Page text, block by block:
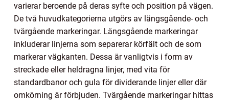
varierar beroende på deras syfte och position på vägen.
De två huvudkategorierna utgörs av längsgående- och
tvärgående markeringar. Längsgående markeringar
inkluderar linjerna som separerar körfält och de som
markerar vägkanten. Dessa är vanligtvis i form av
streckade eller heldragna linjer, med vita för
standardbanor och gula för dividerande linjer eller där
omkörning är förbjuden. Tvärgående markeringar hittas